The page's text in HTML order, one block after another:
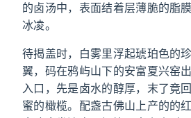
的卤汤中，表面结着层薄脆的脂
冰凌。
待揭盖时，白雾里浮起琥珀色的
翼，码在鸦屿山下的安富夏兴窑
入口，先是卤水的醇厚，末了竟
蜜的橄榄。配盏古佛山上产的的